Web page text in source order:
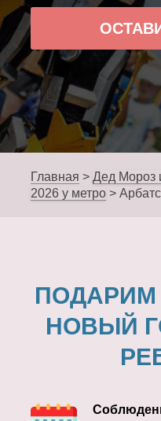
Главная > Дед Мороз
2026 у метро >
НОВЫЙ